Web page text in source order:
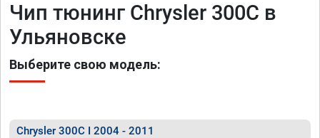
Чип тюнинг Chrysler 300C в
Ульяновске
Выберите свою модель:
Chrysler 300C I 2004 - 2011